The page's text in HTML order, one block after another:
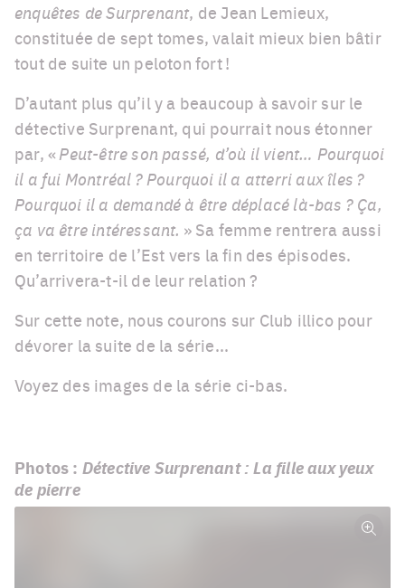
enquêtes de Surprenant, de Jean Lemieux,
constituée de sept tomes, valait mieux bien bâtir
tout de suite un peloton fort !
D’autant plus qu’il y a beaucoup à savoir sur le
détective Surprenant, qui pourrait nous étonner
par, « Peut-être son passé, d’où il vient… Pourquoi
il a fui Montréal ? Pourquoi il a atterri aux îles ?
Pourquoi il a demandé à être déplacé là-bas ? Ça,
ça va être intéressant. » Sa femme rentrera aussi
en territoire de l’Est vers la fin des épisodes.
Qu’arrivera-t-il de leur relation ?
Sur cette note, nous courons sur Club illico pour
dévorer la suite de la série...
Voyez des images de la série ci-bas.
Photos : Détective Surprenant : La fille aux yeux
de pierre
Plein